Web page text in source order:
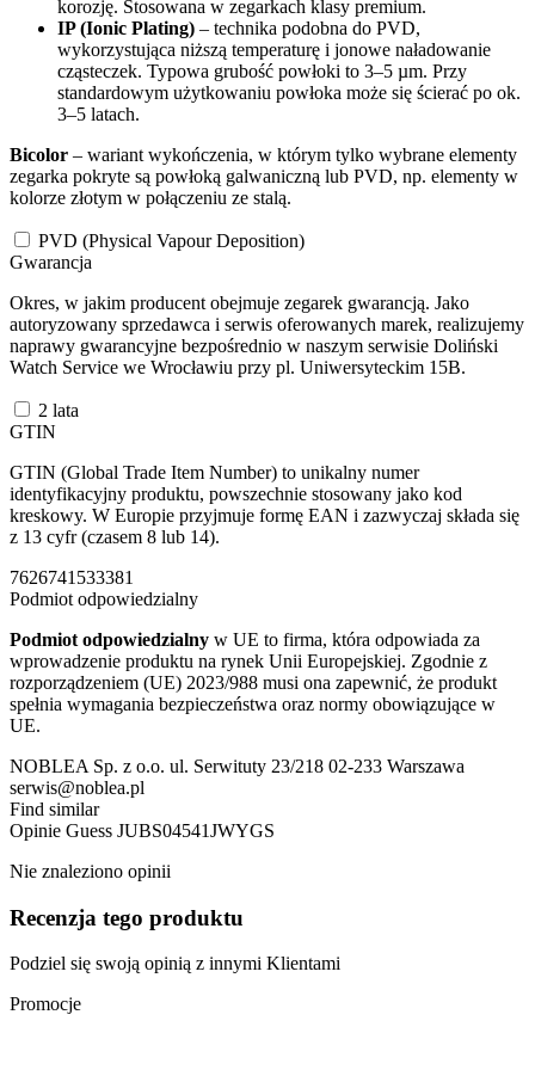
korozję. Stosowana w zegarkach klasy premium.
IP (Ionic Plating) – technika podobna do PVD,
wykorzystująca niższą temperaturę i jonowe naładowanie
cząsteczek. Typowa grubość powłoki to 3–5 µm. Przy
standardowym użytkowaniu powłoka może się ścierać po ok.
3–5 latach.
Bicolor – wariant wykończenia, w którym tylko wybrane elementy
zegarka pokryte są powłoką galwaniczną lub PVD, np. elementy w
kolorze złotym w połączeniu ze stalą.
PVD (Physical Vapour Deposition)
Gwarancja
Okres, w jakim producent obejmuje zegarek gwarancją. Jako
autoryzowany sprzedawca i serwis oferowanych marek, realizujemy
naprawy gwarancyjne bezpośrednio w naszym serwisie Doliński
Watch Service we Wrocławiu przy pl. Uniwersyteckim 15B.
2 lata
GTIN
GTIN (Global Trade Item Number) to unikalny numer
identyfikacyjny produktu, powszechnie stosowany jako kod
kreskowy. W Europie przyjmuje formę EAN i zazwyczaj składa się
z 13 cyfr (czasem 8 lub 14).
7626741533381
Podmiot odpowiedzialny
Podmiot odpowiedzialny w UE to firma, która odpowiada za
wprowadzenie produktu na rynek Unii Europejskiej. Zgodnie z
rozporządzeniem (UE) 2023/988 musi ona zapewnić, że produkt
spełnia wymagania bezpieczeństwa oraz normy obowiązujące w
UE.
NOBLEA Sp. z o.o. ul. Serwituty 23/218 02-233 Warszawa
serwis@noblea.pl
Find similar
Opinie Guess JUBS04541JWYGS
Nie znaleziono opinii
Recenzja tego produktu
Podziel się swoją opinią z innymi Klientami
Promocje